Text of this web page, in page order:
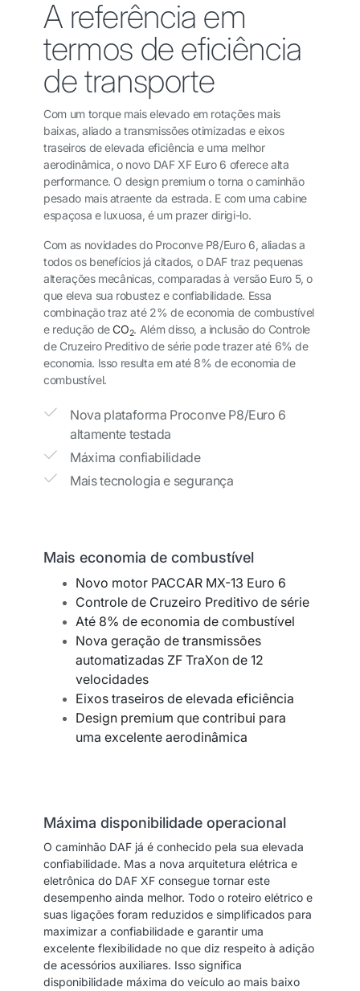
A referência em
termos de eficiência
de transporte
Com um torque mais elevado em rotações mais
baixas, aliado a transmissões otimizadas e eixos
traseiros de elevada eficiência e uma melhor
aerodinâmica, o novo DAF XF Euro 6 oferece alta
performance. O design premium o torna o caminhão
pesado mais atraente da estrada. E com uma cabine
espaçosa e luxuosa, é um prazer dirigi-lo.
Com as novidades do Proconve P8/Euro 6, aliadas a
todos os benefícios já citados, o DAF traz pequenas
alterações mecânicas, comparadas à versão Euro 5, o
que eleva sua robustez e confiabilidade. Essa
combinação traz até 2% de economia de combustível
e redução deCO2. Além disso, a inclusão do Controle
de Cruzeiro Preditivo de série pode trazer até 6% de
economia. Isso resulta em até 8% de economia de
combustível.
Nova plataforma Proconve P8/Euro 6
altamente testada
Máxima confiabilidade
Mais tecnologia e segurança
Mais economia de combustível
Novo motor PACCAR MX-13 Euro 6
Controle de Cruzeiro Preditivo de série
Até 8% de economia de combustível
Nova geração de transmissões
automatizadas ZF TraXon de 12
velocidades
Eixos traseiros de elevada eficiência
Design premium que contribui para
uma excelente aerodinâmica
Máxima disponibilidade operacional
O caminhão DAF já é conhecido pela sua elevada
confiabilidade. Mas a nova arquitetura elétrica e
eletrônica do DAF XF consegue tornar este
desempenho ainda melhor. Todo o roteiro elétrico e
suas ligações foram reduzidos e simplificados para
maximizar a confiabilidade e garantir uma
excelente flexibilidade no que diz respeito à adição
de acessórios auxiliares. Isso significa
disponibilidade máxima do veículo ao mais baixo